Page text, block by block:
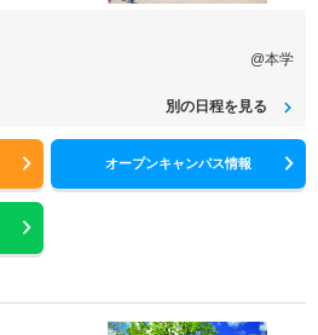
@本学
別の日程を見る
オープンキャンパス情報